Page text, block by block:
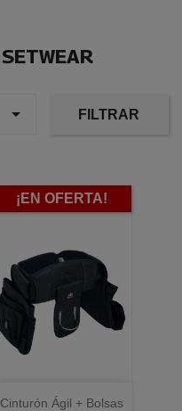
 FILTRAR
Cinturón Ágil + Bolsas
¡EN OFERTA!